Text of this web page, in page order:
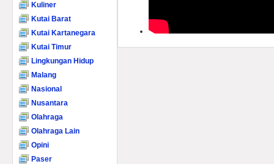
Kuliner
Kutai Barat
Kutai Kartanegara
Kutai Timur
Lingkungan Hidup
Malang
Nasional
Nusantara
Olahraga
Olahraga Lain
Opini
Paser